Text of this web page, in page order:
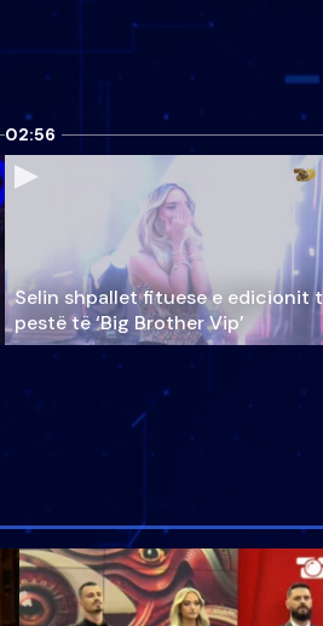
02:56
Selin shpallet fituese e edicionit
pestë të ‘Big Brother Vip’